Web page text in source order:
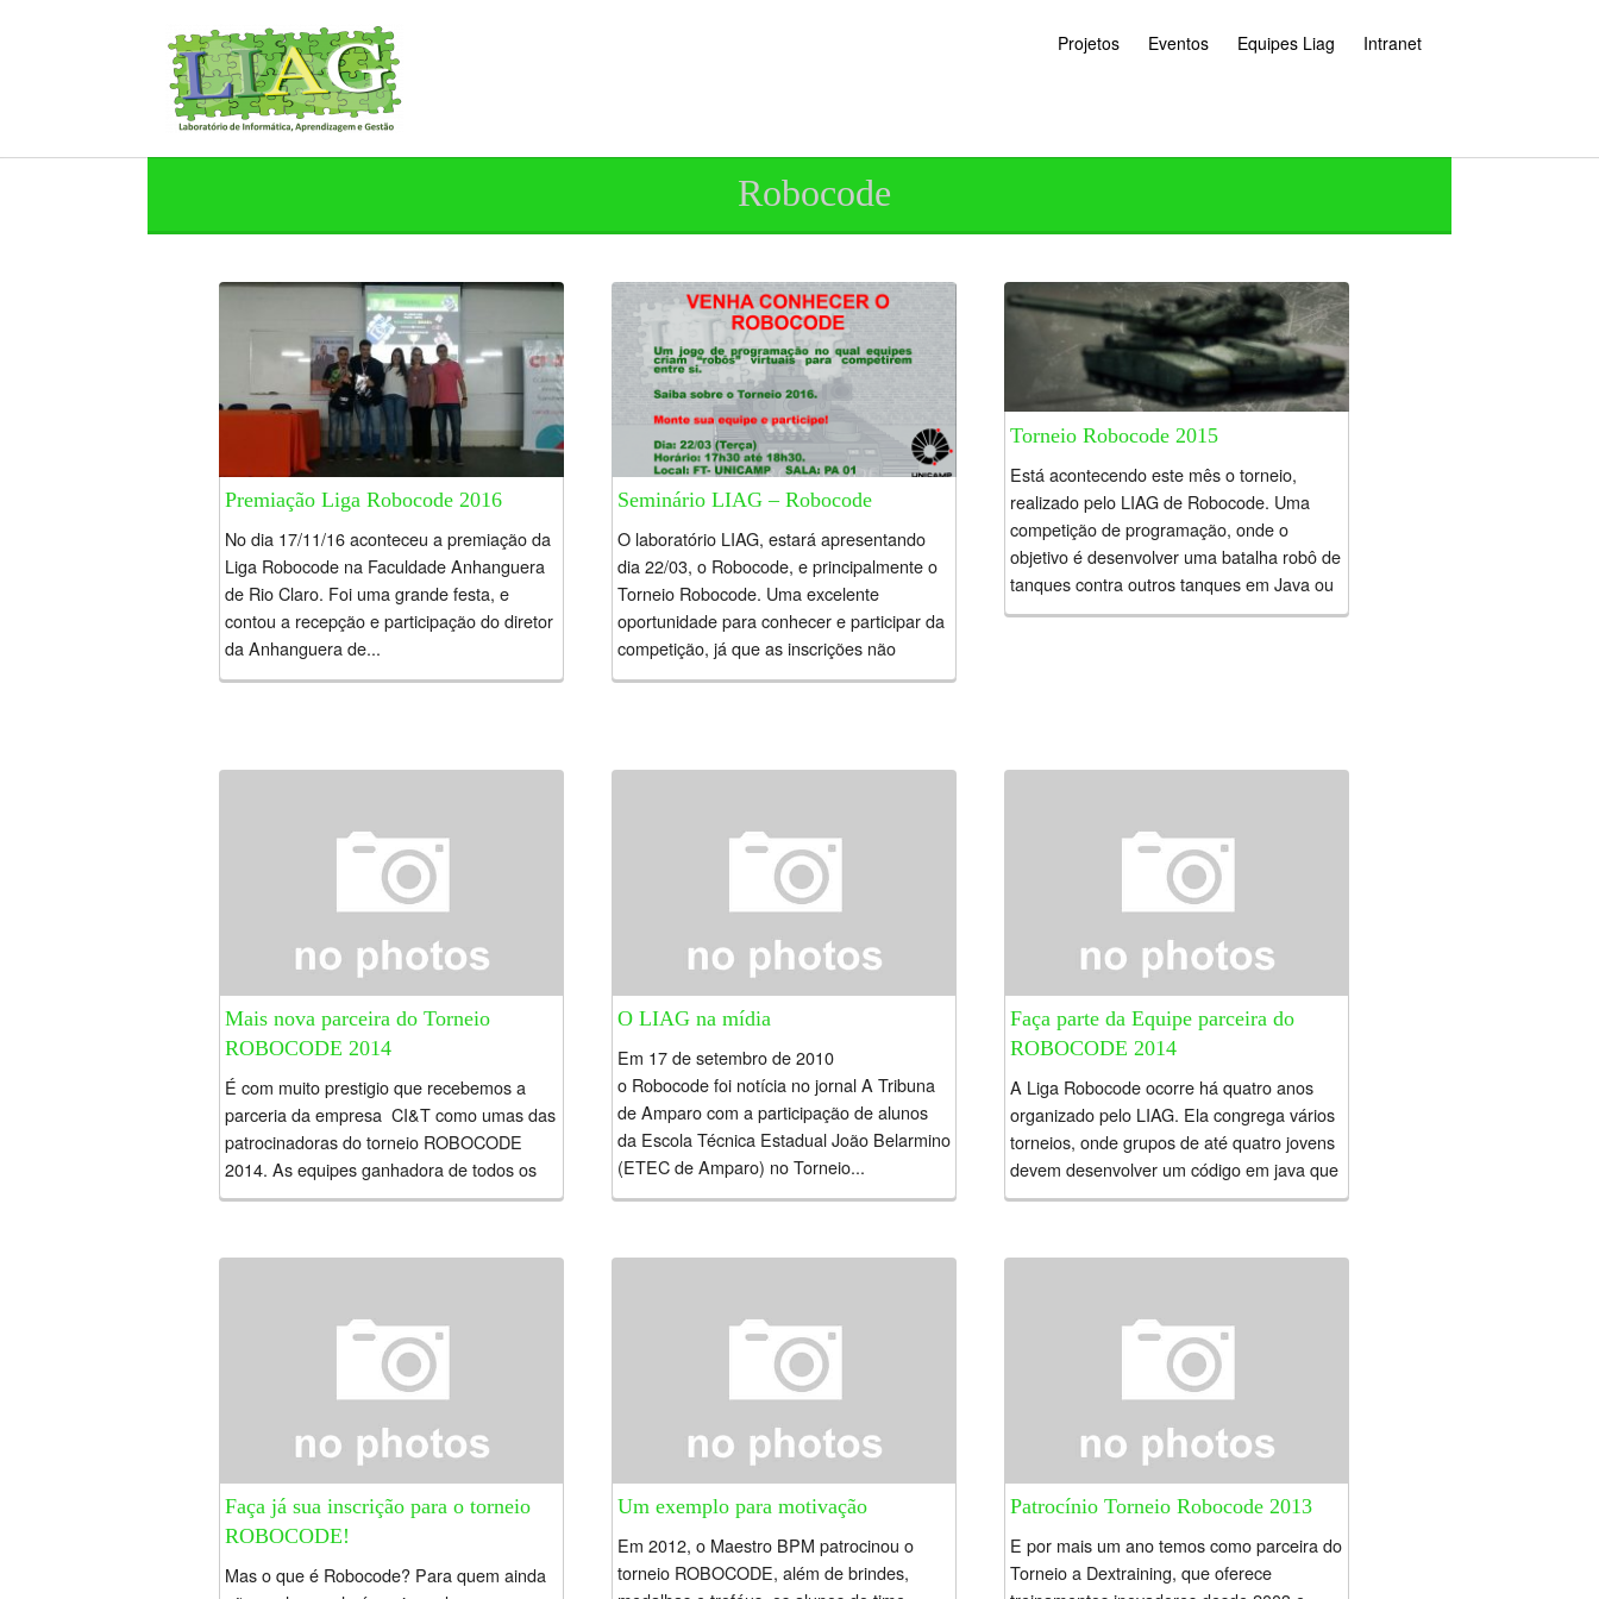
Projetos Eventos Equipes Liag Intranet
Robocode
Premiação Liga Robocode 2016
No dia 17/11/16 aconteceu a premiação da
Liga Robocode na Faculdade Anhanguera
de Rio Claro. Foi uma grande festa, e
contou a recepção e participação do diretor
da Anhanguera de...
Seminário LIAG – Robocode
O laboratório LIAG, estará apresentando
dia 22/03, o Robocode, e principalmente o
Torneio Robocode. Uma excelente
oportunidade para conhecer e participar da
competição, já que as inscrições não
começaram. Dia:...
Torneio Robocode 2015
Está acontecendo este mês o torneio,
realizado pelo LIAG de Robocode. Uma
competição de programação, onde o
objetivo é desenvolver uma batalha robô de
tanques contra outros tanques em Java ou
.NET ....
Mais nova parceira do Torneio
ROBOCODE 2014
É com muito prestigio que recebemos a
parceria da empresa CI&T como umas das
patrocinadoras do torneio ROBOCODE
2014. As equipes ganhadora de todos os
torneio ganharão camisetas da CI&T para
O LIAG na mídia
Em 17 de setembro de 2010
o Robocode foi notícia no jornal A Tribuna
de Amparo com a participação de alunos
da Escola Técnica Estadual João Belarmino
(ETEC de Amparo) no Torneio...
Faça parte da Equipe parceira do
ROBOCODE 2014
A Liga Robocode ocorre há quatro anos
organizado pelo LIAG. Ela congrega vários
torneios, onde grupos de até quatro jovens
devem desenvolver um código em java que
controla um tanque...
Faça já sua inscrição para o torneio
ROBOCODE!
Mas o que é Robocode? Para quem ainda
Um exemplo para motivação
Em 2012, o Maestro BPM patrocinou o
torneio ROBOCODE, além de brindes,
Patrocínio Torneio Robocode 2013
E por mais um ano temos como parceira do
Torneio a Dextraining, que oferece